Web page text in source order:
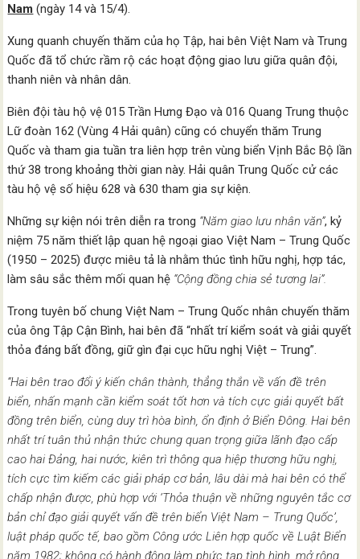
Nam (ngày 14 và 15/4).
Xung quanh chuyến thăm của họ Tập, hai bên Việt Nam và Trung
Quốc đã tổ chức rầm rộ các hoạt động giao lưu giữa quân đội,
thanh niên và nhân dân.
Biên đội tàu hộ vệ 015 Trần Hưng Đạo và 016 Quang Trung thuộc
Lữ đoàn 162 (Vùng 4 Hải quân) cũng có chuyển thăm Trung
Quốc và tham gia tuần tra liên hợp trên vùng biển Vịnh Bắc Bộ lần
thứ 38 trong khoảng thời gian này. Hải quân Trung Quốc cử các
tàu hộ vệ số hiệu 628 và 630 tham gia sự kiện.
Những sự kiện nói trên diễn ra trong “Năm giao lưu nhân văn”, kỷ
niệm 75 năm thiết lập quan hệ ngoại giao Việt Nam – Trung Quốc
(1950 – 2025) được miêu tả là nhằm thúc tình hữu nghị, hợp tác,
làm sâu sắc thêm mối quan hệ “Cộng đồng chia sẻ tương lai”.
Trong tuyên bố chung Việt Nam – Trung Quốc nhân chuyến thăm
của ông Tập Cận Bình, hai bên đã “nhất trí kiểm soát và giải quyết
thỏa đáng bất đồng, giữ gìn đại cục hữu nghị Việt – Trung”.
“Hai bên trao đổi ý kiến chân thành, thẳng thắn về vấn đề trên
biển, nhấn mạnh cần kiểm soát tốt hơn và tích cực giải quyết bất
đồng trên biển, cùng duy trì hòa bình, ổn định ở Biển Đông. Hai bên
nhất trí tuân thủ nhận thức chung quan trọng giữa lãnh đạo cấp
cao hai Đảng, hai nước, kiên trì thông qua hiệp thương hữu nghị,
tích cực tìm kiếm các giải pháp cơ bản, lâu dài mà hai bên có thể
chấp nhận được, phù hợp với ‘Thỏa thuận về những nguyên tắc cơ
bản chỉ đạo giải quyết vấn đề trên biển Việt Nam – Trung Quốc’,
luật pháp quốc tế, bao gồm Công ước Liên hợp quốc về Luật Biển
năm 1982; không có hành động làm phức tạp tình hình, mở rộng